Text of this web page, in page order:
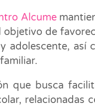
Alcume
objetivo de
adolescente, así
que busca
relacionadas